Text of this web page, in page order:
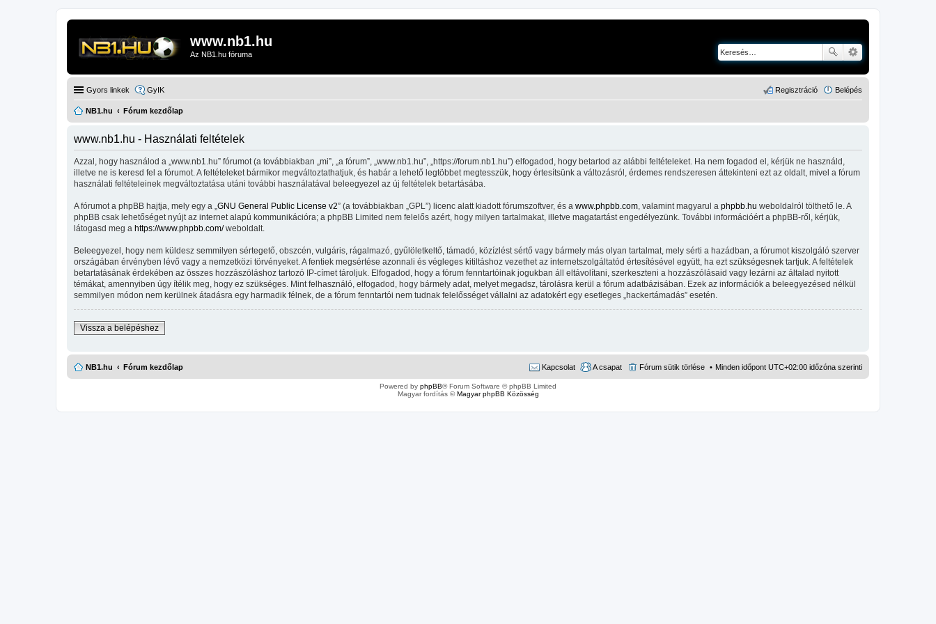
www.nb1.hu
Az NB1.hu fóruma
Gyors linkek GyIK Belépés
Regisztráció
NB1.hu Fórum kezdőlap
www.nb1.hu - Használati feltételek
Azzal, hogy használod a „www.nb1.hu” fórumot (a továbbiakban „mi”, „a fórum”, „www.nb1.hu”, „https://forum.nb1.hu”) elfogadod, hogy betartod az alábbi feltételeket. Ha nem fogadod el, kérjük ne használd,
illetve ne is keresd fel a fórumot. A feltételeket bármikor megváltoztathatjuk, és habár a lehető legtöbbet megtesszük, hogy értesítsünk a változásról, érdemes rendszeresen áttekinteni ezt az oldalt, mivel a fórum
használati feltételeinek megváltoztatása utáni további használatával beleegyezel az új feltételek betartásába.
A fórumot a phpBB hajtja, mely egy a „ GNU General Public License v2” (a továbbiakban „GPL”) licenc alatt kiadott fórumszoftver, és a www.phpbb.com , valamint magyarul a phpbb.hu weboldalról tölthető le. A
phpBB csak lehetőséget nyújt az internet alapú kommunikációra; a phpBB Limited nem felelős azért, hogy milyen tartalmakat, illetve magatartást engedélyezünk. További információért a phpBB-ről, kérjük,
látogasd meg a https://www.phpbb.com/weboldalt.
Beleegyezel, hogy nem küldesz semmilyen sértegető, obszcén, vulgáris, rágalmazó, gyűlöletkeltő, támadó, közízlést sértő vagy bármely más olyan tartalmat, mely sérti a hazádban, a fórumot kiszolgáló szerver
országában érvényben lévő vagy a nemzetközi törvényeket. A fentiek megsértése azonnali és végleges kitiltáshoz vezethet az internetszolgáltatód értesítésével együtt, ha ezt szükségesnek tartjuk. A feltételek
betartatásának érdekében az összes hozzászóláshoz tartozó IP-címet tároljuk. Elfogadod, hogy a fórum fenntartóinak jogukban áll eltávolítani, szerkeszteni a hozzászólásaid vagy lezárni az általad nyitott
témákat, amennyiben úgy ítélik meg, hogy ez szükséges. Mint felhasználó, elfogadod, hogy bármely adat, melyet megadsz, tárolásra kerül a fórum adatbázisában. Ezek az információk a beleegyezésed nélkül
semmilyen módon nem kerülnek átadásra egy harmadik félnek, de a fórum fenntartói nem tudnak felelősséget vállalni az adatokért egy esetleges „hackertámadás” esetén.
Vissza a belépéshez
NB1.hu Fórum kezdőlap Minden időpont UTC+02:00 időzóna szerinti
Fórum sütik törlése
A csapat
Kapcsolat
Powered by phpBB® Forum Software © phpBB Limited
Magyar fordítás ©Magyar phpBB Közösség